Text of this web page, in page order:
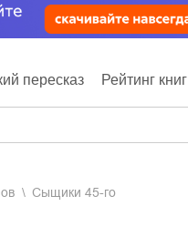
пересказ Рейтинг книг
Сыщики 45-го